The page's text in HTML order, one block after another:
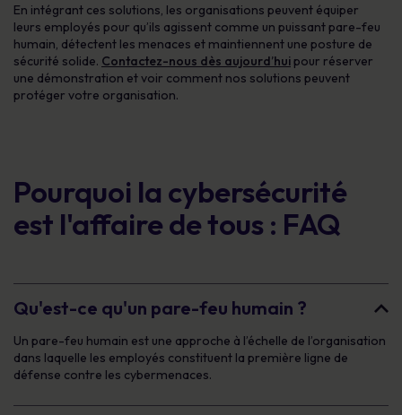
En intégrant ces solutions, les organisations peuvent équiper
leurs employés pour qu’ils agissent comme un puissant pare-feu
humain, détectent les menaces et maintiennent une posture de
sécurité solide. Contactez-nous dès aujourd’huipour réserver
une démonstration et voir comment nos solutions peuvent
protéger votre organisation.
Pourquoi la cybersécurité
est l'affaire de tous : FAQ
Qu'est-ce qu'un pare-feu humain ?
Un pare-feu humain est une approche à l’échelle de l’organisation
dans laquelle les employés constituent la première ligne de
défense contre les cybermenaces.